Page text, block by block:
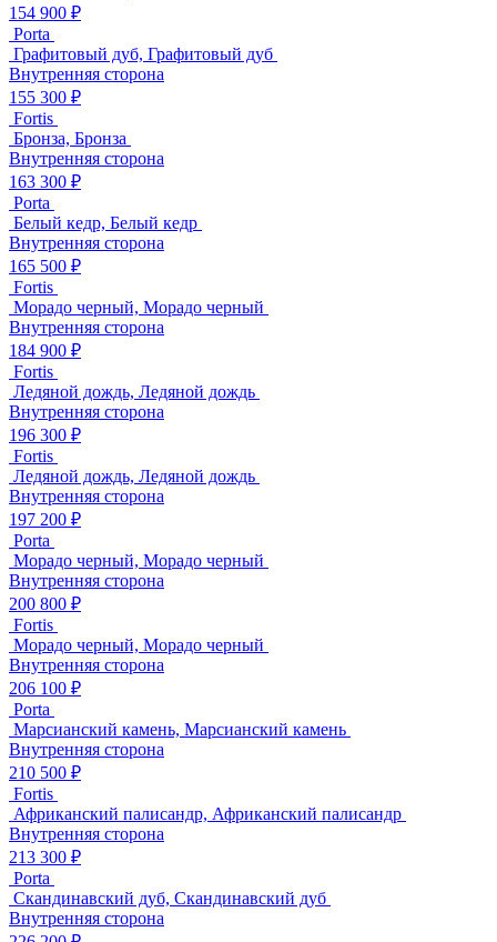
154 900 ₽
Porta
Графитовый дуб, Графитовый дуб
Внутренняя сторона
155 300 ₽
Fortis
Бронза, Бронза
Внутренняя сторона
163 300 ₽
Porta
Белый кедр, Белый кедр
Внутренняя сторона
165 500 ₽
Fortis
Морадо черный, Морадо черный
Внутренняя сторона
184 900 ₽
Fortis
Ледяной дождь, Ледяной дождь
Внутренняя сторона
196 300 ₽
Fortis
Ледяной дождь, Ледяной дождь
Внутренняя сторона
197 200 ₽
Porta
Морадо черный, Морадо черный
Внутренняя сторона
200 800 ₽
Fortis
Морадо черный, Морадо черный
Внутренняя сторона
206 100 ₽
Porta
Марсианский камень, Марсианский камень
Внутренняя сторона
210 500 ₽
Fortis
Африканский палисандр, Африканский палисандр
Внутренняя сторона
213 300 ₽
Porta
Скандинавский дуб, Скандинавский дуб
Внутренняя сторона